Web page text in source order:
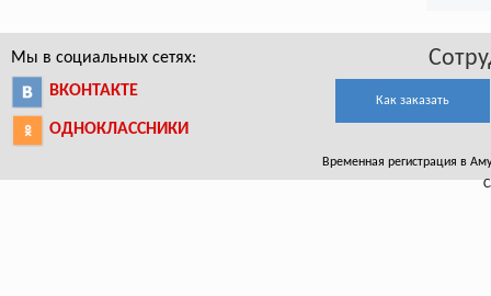
Мы в социальных сетях:
ВКОНТАКТЕ
ОДНОКЛАССНИКИ
Как заказать
Временная регистрация в